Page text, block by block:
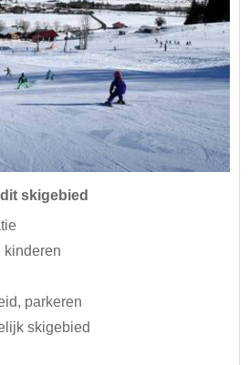
skigebied
kinderen
parkeren
skigebied